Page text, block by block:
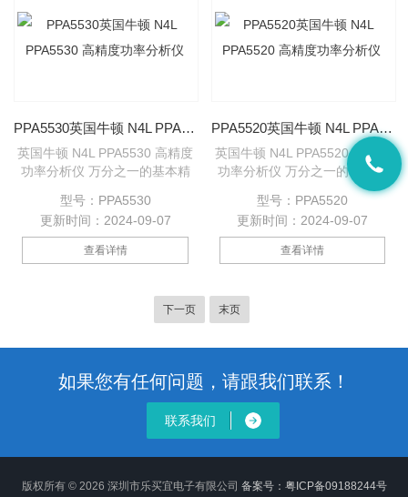
PPA5530英国牛顿 N4L PPA5530 高精度功率分析仪
英国牛顿 N4L PPA5530 高精度
功率分析仪 万分之一的基本精
率，测量带宽达2MHZ，并可由
两台三相功率仪组合6相高精度
综合功率分析仪产品，的精度与
性价比，特别适合高压电机、变
5510 PPA5520 PPA5530
PPA5540 PPA5550 PPA5560
型号：PPA5530
更新时间：2024-09-07
查看详情
PPA5520英国牛顿 N4L PPA5520 高精度功率分析仪
英国牛顿 N4L PPA5520 高精度
功率分析仪 万分之一的基本精
度，高达2.2MS每通道的高采样
率，测量带宽达2MHZ，并可由
两台三相功率仪组合6相高精度
综合功率分析仪产品，的精度与
性价比，特别适合高压电机、变
5510 PPA5520 PPA5530
PPA5540 PPA5550 PPA5560
型号：PPA5520
更新时间：2024-09-07
查看详情
下一页 末页
如果您有任何问题，请跟我们联系！
联系我们
版权所有 © 2026 深圳市乐买宜电子有限公司 备案号：粤ICP备09188244号